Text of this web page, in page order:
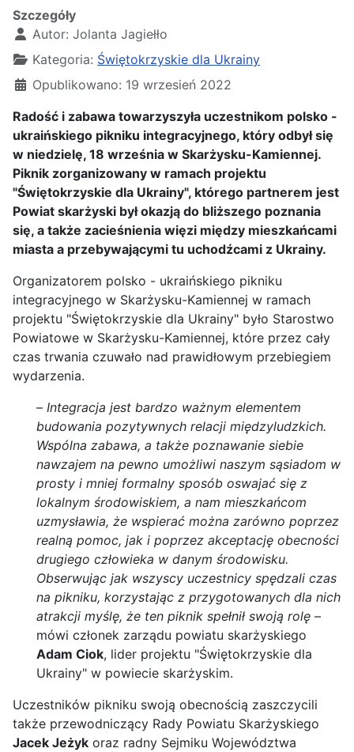
Szczegóły
Autor: Jolanta Jagiełło
Kategoria: Świętokrzyskie dla Ukrainy
Opublikowano: 19 wrzesień 2022
Radość i zabawa towarzyszyła uczestnikom polsko -
ukraińskiego pikniku integracyjnego, który odbył się
w niedzielę, 18 września w Skarżysku-Kamiennej.
Piknik zorganizowany w ramach projektu
"Świętokrzyskie dla Ukrainy", którego partnerem jest
Powiat skarżyski był okazją do bliższego poznania
się, a także zacieśnienia więzi między mieszkańcami
miasta a przebywającymi tu uchodźcami z Ukrainy.
Organizatorem polsko - ukraińskiego pikniku
integracyjnego w Skarżysku-Kamiennej w ramach
projektu "Świętokrzyskie dla Ukrainy" było Starostwo
Powiatowe w Skarżysku-Kamiennej, które przez cały
czas trwania czuwało nad prawidłowym przebiegiem
wydarzenia.
– Integracja jest bardzo ważnym elementem
budowania pozytywnych relacji międzyludzkich.
Wspólna zabawa, a także poznawanie siebie
nawzajem na pewno umożliwi naszym sąsiadom w
prosty i mniej formalny sposób oswajać się z
lokalnym środowiskiem, a nam mieszkańcom
uzmysławia, że wspierać można zarówno poprzez
realną pomoc, jak i poprzez akceptację obecności
drugiego człowieka w danym środowisku.
Obserwując jak wszyscy uczestnicy spędzali czas
na pikniku, korzystając z przygotowanych dla nich
atrakcji myślę, że ten piknik spełnił swoją rolę –
mówi członek zarządu powiatu skarżyskiego
Adam Ciok, lider projektu "Świętokrzyskie dla
Ukrainy" w powiecie skarżyskim.
Uczestników pikniku swoją obecnością zaszczycili
także przewodniczący Rady Powiatu Skarżyskiego
Jacek Jeżyk oraz radny Sejmiku Województwa